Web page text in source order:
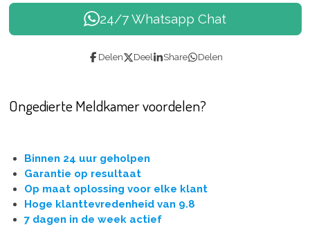
24/7 Whatsapp Chat
Delen Deel Share Delen
Ongedierte Meldkamer voordelen?
Binnen 24 uur geholpen
Garantie op resultaat
Op maat oplossing voor elke klant
Hoge klanttevredenheid van 9.8
7 dagen in de week actief